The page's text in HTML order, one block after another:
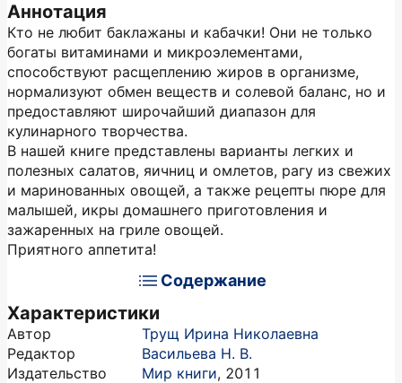
Аннотация
Кто не любит баклажаны и кабачки! Они не только
богаты витаминами и микроэлементами,
способствуют расщеплению жиров в организме,
нормализуют обмен веществ и солевой баланс, но и
предоставляют широчайший диапазон для
кулинарного творчества.
В нашей книге представлены варианты легких и
полезных салатов, яичниц и омлетов, рагу из свежих
и маринованных овощей, а также рецепты пюре для
малышей, икры домашнего приготовления и
зажаренных на гриле овощей.
Приятного аппетита!
Содержание
Характеристики
Автор
Трущ Ирина Николаевна
Редактор
Васильева Н. В.
Издательство
Мир книги, 2011